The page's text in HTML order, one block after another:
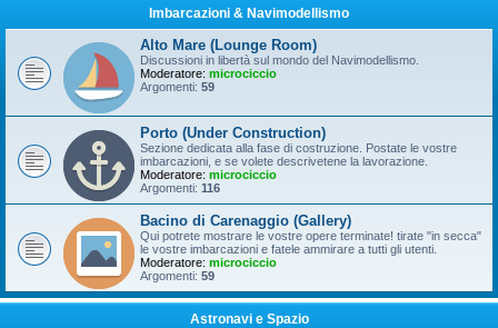
Imbarcazioni & Navimodellismo
Alto Mare (Lounge Room)
Discussioni in libertà sul mondo del Navimodellismo.
Moderatore: microciccio
Argomenti: 59
Porto (Under Construction)
Sezione dedicata alla fase di costruzione. Postate le vostre
imbarcazioni, e se volete descrivetene la lavorazione.
Moderatore: microciccio
Argomenti: 116
Bacino di Carenaggio (Gallery)
Qui potrete mostrare le vostre opere terminate! tirate "in secca"
le vostre imbarcazioni e fatele ammirare a tutti gli utenti.
Moderatore: microciccio
Argomenti: 59
Astronavi e Spazio